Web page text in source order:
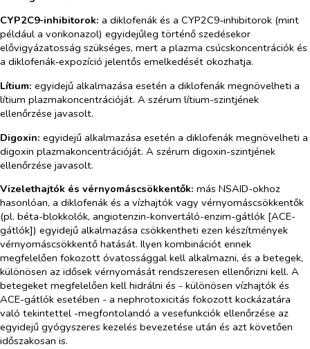
CYP2C9‑inhibitorok: a diklofenák és a CYP2C9‑inhibitorok (mint
például a vorikonazol) egyidejűleg történő szedésekor
elővigyázatosság szükséges, mert a plazma csúcskoncentrációk és
a diklofenák‑expozíció jelentős emelkedését okozhatja.
Lítium: egyidejű alkalmazása esetén a diklofenák megnövelheti a
lítium plazmakoncentrációját. A szérum lítium-szintjének
ellenőrzése javasolt.
Digoxin: egyidejű alkalmazása esetén a diklofenák megnövelheti a
digoxin plazmakoncentrációját. A szérum digoxin-szintjének
ellenőrzése javasolt.
Vizelethajtók és vérnyomáscsökkentők: más NSAID-okhoz
hasonlóan, a diklofenák és a vízhajtók vagy vérnyomáscsökkentők
(pl. béta-blokkolók, angiotenzin-konvertáló-enzim-gátlók [ACE-
gátlók]) egyidejű alkalmazása csökkentheti ezen készítmények
vérnyomáscsökkentő hatását. Ilyen kombinációt ennek
megfelelően fokozott óvatossággal kell alkalmazni, és a betegek,
különösen az idősek vérnyomását rendszeresen ellenőrizni kell. A
betegeket megfelelően kell hidrálni és - különösen vízhajtók és
ACE-gátlók esetében - a nephrotoxicitás fokozott kockázatára
való tekintettel -megfontolandó a vesefunkciók ellenőrzése az
egyidejű gyógyszeres kezelés bevezetése után és azt követően
időszakosan is.